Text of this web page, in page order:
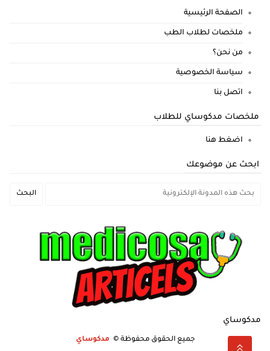
الصفحة الرئيسية
ملخصات لطلاب الطب
من نحن؟
سياسة الخصوصية
اتصل بنا
ملخصات مدكوساي للطلاب
اضغط هنا
ابحث عن موضوعك
مدكوساي
جميع الحقوق محفوظة © مدكوساي